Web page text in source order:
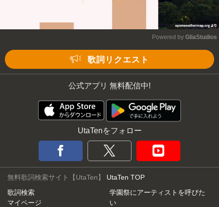
Powered by GliaStudios
歌詞リクエスト
公式アプリ 無料配信中!
UtaTenをフォロー
無料歌詞検索サイト【UtaTen】 UtaTen TOP
歌詞検索
マイページ
学園祭にアーティストを呼びた
い